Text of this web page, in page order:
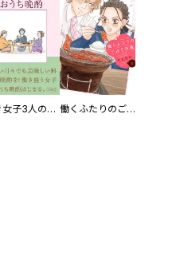
働き女子3人のおうち晩酌 働くふたりのごほうび飯